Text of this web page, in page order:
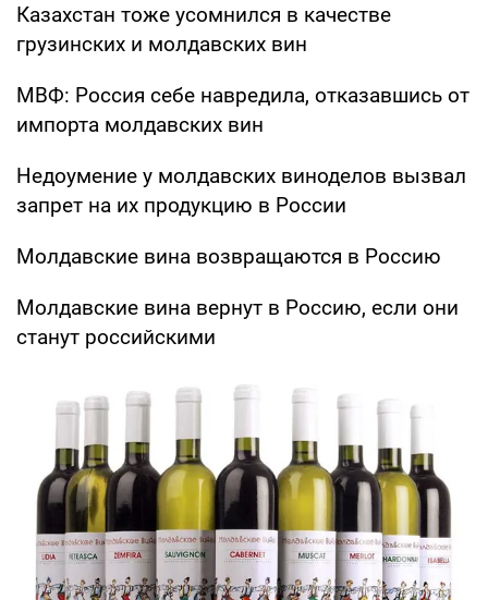
Казахстан тоже усомнился в качестве
грузинских и молдавских вин
МВФ: Россия себе навредила, отказавшись от
импорта молдавских вин
Недоумение у молдавских виноделов вызвал
запрет на их продукцию в России
Молдавские вина возвращаются в Россию
Молдавские вина вернут в Россию, если они
станут российскими